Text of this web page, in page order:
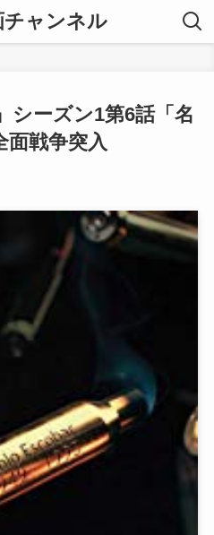
チャンネル
シーズン1第6話「名
面戦争突入